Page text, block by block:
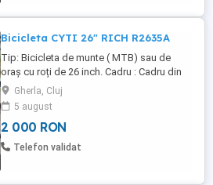
Bicicleta CYTI 26" RICH R2635A
Tip: Bicicleta de munte ( MTB) sau de
oraș cu roți de 26 inch. Cadru : Cadru din
oțel, adesea utilizat pentru durabilitate în
modelele accesibile . Caracteristici :
Echipată cu portbagaj spate, aparători de
noroi și suspensie față. Utilizare : Potrivită
pentru terenuri montane ușoare, păduri
Gherla, Cluj
5 august
2 000 RON
Telefon validat